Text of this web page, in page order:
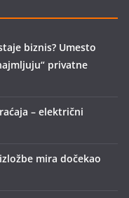
biznis? Umesto
privatne
– električni
mira dočekao